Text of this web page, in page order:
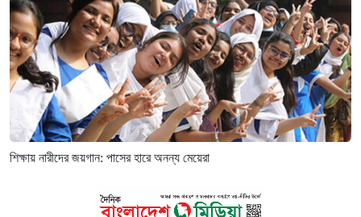
শিক্ষায় নারীদের জয়গান: পাসের হারে অনন্য মেয়েরা